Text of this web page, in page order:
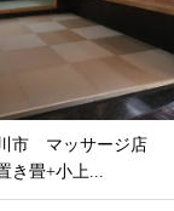
市 マッサージ店
き畳+小上...